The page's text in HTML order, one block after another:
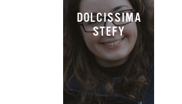
DOLCISSIMA
STEFY